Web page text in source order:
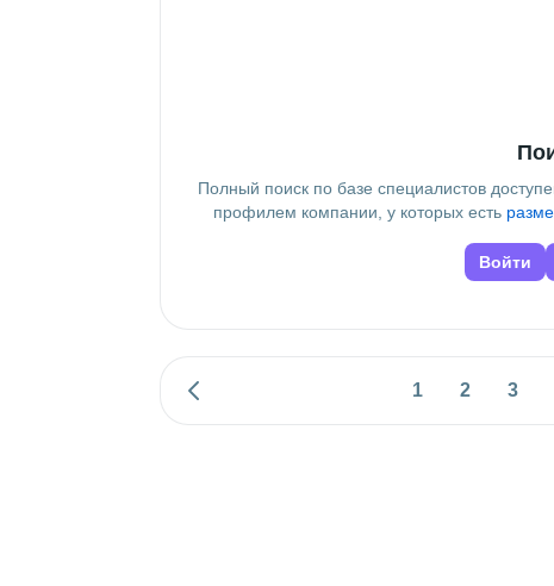
Полный поиск по базе специалистов
профилем компании, у которых есть
Войти
1 2 3